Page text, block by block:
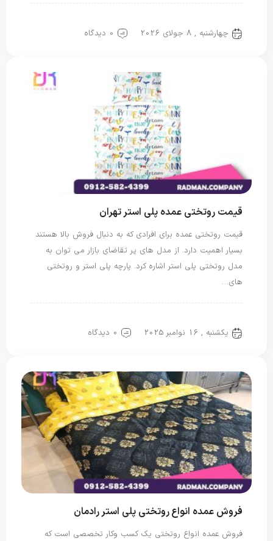
چهارشنبه , 8 جولای 2026 0 دیدگاه
قیمت روتختی عمده پلی استر تهران
قیمت روتختی عمده برای افرادی که به دنبال فروش بالا هستند
بسیار اهمیت دارد. از مدل های پر تقاضای بازار می توان به
مدل روتختی پلی استر اشاره کرد. پارچه پلی استر و روتختی
های…
یکشنبه , 16 نوامبر 2025 0 دیدگاه
فروش عمده انواع روتختی پلی استر رادمان
فروش عمده انواع روتختی یک کسب وکار تخصصی است که